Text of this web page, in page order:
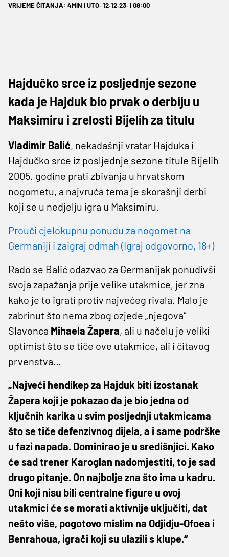
VRIJEME ČITANJA: 4MIN | UTO. 12.12.23. | 08:00
Hajdučko srce iz posljednje sezone
kada je Hajduk bio prvak o derbiju u
Maksimiru i zrelosti Bijelih za titulu
Vladimir Balić, nekadašnji vratar Hajduka i
Hajdučko srce iz posljednje sezone titule Bijelih
2005. godine prati zbivanja u hrvatskom
nogometu, a najvruća tema je skorašnji derbi
koji se u nedjelju igra u Maksimiru.
Prouči cjelokupnu ponudu za nogomet na
Germaniji i zaigraj odmah (Igraj odgovorno, 18+)
Rado se Balić odazvao za Germanijak ponudivši
svoja zapažanja prije velike utakmice, jer zna
kako je to igrati protiv najvećeg rivala. Malo je
zabrinut što nema zbog ozjede „njegova“
Slavonca Mihaela Žapera, ali u načelu je veliki
optimist što se tiče ove utakmice, ali i čitavog
prvenstva…
„Najveći hendikep za Hajduk biti izostanak
Žapera koji je pokazao da je bio jedna od
ključnih karika u svim posljednji utakmicama
što se tiče defenzivnog dijela, a i same podrške
u fazi napada. Dominirao je u središnjici. Kako
će sad trener Karoglan nadomjestiti, to je sad
drugo pitanje. On najbolje zna što ima u kadru.
Oni koji nisu bili centralne figure u ovoj
utakmici će se morati aktivnije uključiti, dat
nešto više, pogotovo mislim na Odjidju-Ofoea i
Benrahoua, igrači koji su ulazili s klupe.“